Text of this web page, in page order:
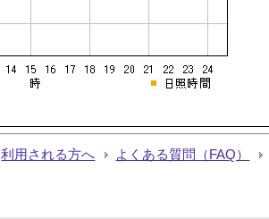
利用される方へ よくある質問（FAQ）